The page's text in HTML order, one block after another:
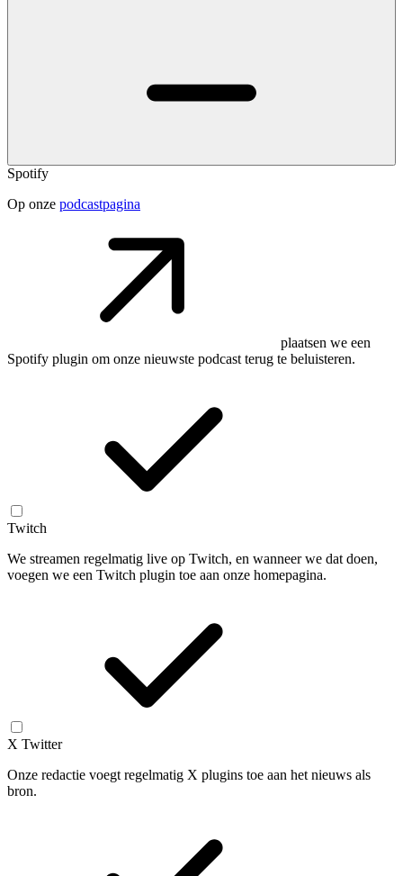
Spotify
Op onze podcastpagina
plaatsen we een
Spotify plugin om onze nieuwste podcast terug te beluisteren.
Twitch
We streamen regelmatig live op Twitch, en wanneer we dat doen,
voegen we een Twitch plugin toe aan onze homepagina.
X Twitter
Onze redactie voegt regelmatig X plugins toe aan het nieuws als
bron.